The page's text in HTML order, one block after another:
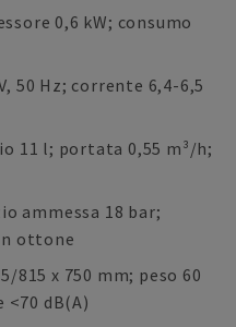
0,6 kW; consumo
50 Hz; corrente 6,4-6,5
11 l; portata 0,55 m³/h;
ammessa 18 bar;
ottone
815 x 750 mm; peso 60
dB(A)